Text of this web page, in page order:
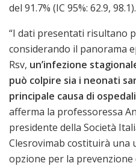
del 91.7% (IC 95%: 62.9, 98.1).
“I dati presentati risultano
considerando il panorama
Rsv, un’infezione
può colpire sia i neonati
principale causa di
afferma la professoressa
presidente della Società
Clesrovimab costituirà
opzione per la prevenzione